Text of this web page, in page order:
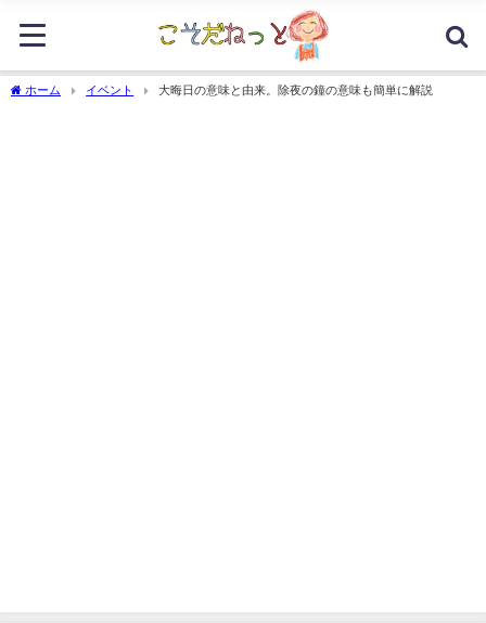
ホーム イベント 大晦日の意味と由来。除夜の鐘の意味も簡単に解説